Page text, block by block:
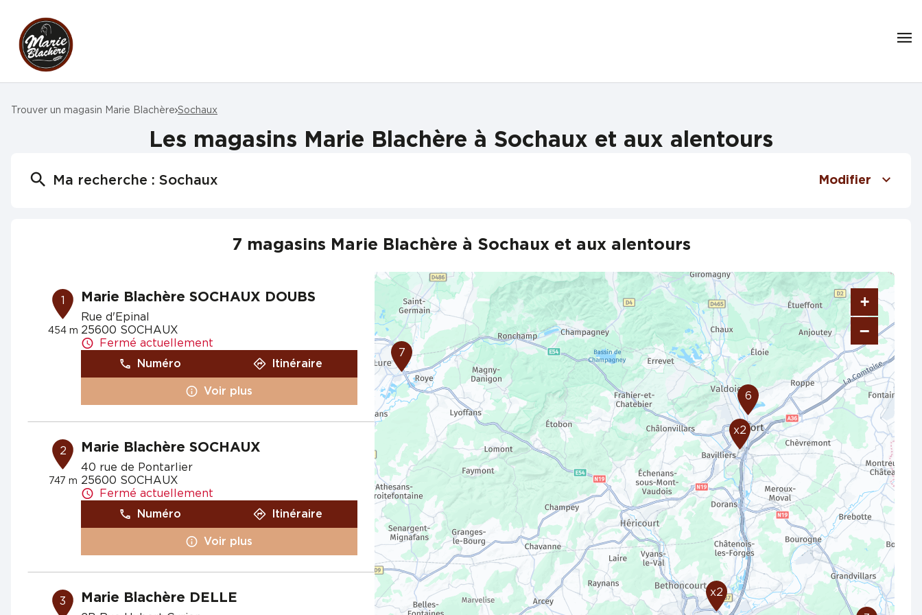
Trouver un magasin Marie Blachère Sochaux
Les magasins Marie Blachère à Sochaux et aux alentours
Ma recherche : Sochaux Modifier
7 magasins Marie Blachère à Sochaux et aux alentours
1
454 m
Marie Blachère SOCHAUX DOUBS
Rue d'Epinal
25600 SOCHAUX
Fermé actuellement
Numéro
Itinéraire
Voir plus
2
747 m
Marie Blachère SOCHAUX
40 rue de Pontarlier
25600 SOCHAUX
Fermé actuellement
Numéro
Itinéraire
Voir plus
3 Marie Blachère DELLE
7
6
x2
x2
+
−